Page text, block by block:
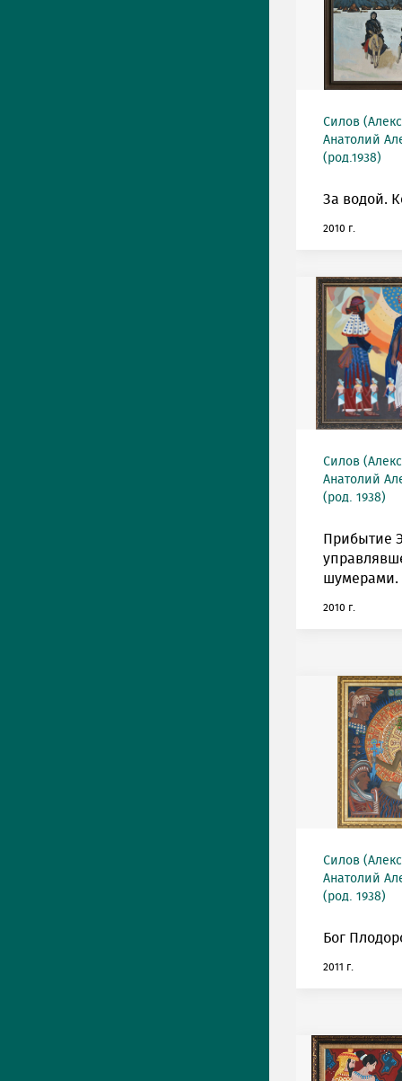
Силов
Анатолий
(род.1938)
За водой.
2010 г.
Силов
Анатолий
(род. 1938)
Прибытие
шумерами.
2010 г.
Силов
Анатолий
(род. 1938)
Бог
2011 г.